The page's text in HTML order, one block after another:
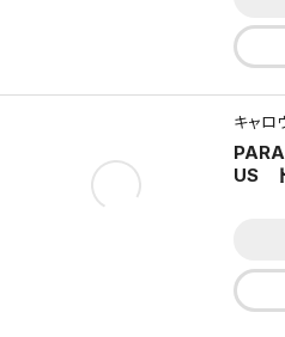
キャロ
US